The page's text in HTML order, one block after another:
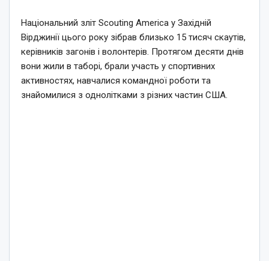
Національний зліт Scouting America у Західній
Вірджинії цього року зібрав близько 15 тисяч скаутів,
керівників загонів і волонтерів. Протягом десяти днів
вони жили в таборі, брали участь у спортивних
активностях, навчалися командної роботи та
знайомилися з однолітками з різних частин США.